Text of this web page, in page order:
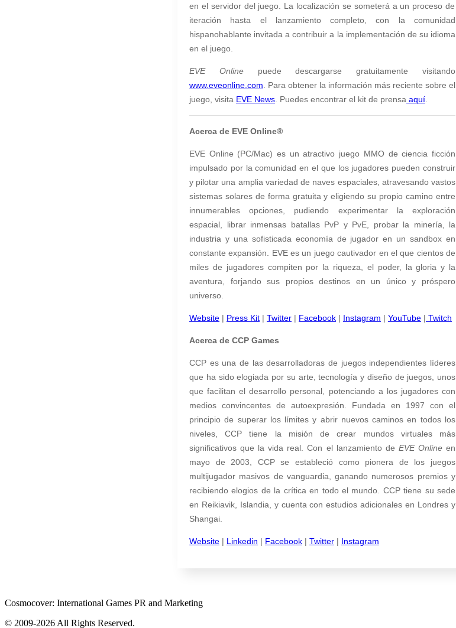
en el servidor del juego. La localización se someterá a un proceso de
iteración hasta el lanzamiento completo, con la comunidad
hispanohablante invitada a contribuir a la implementación de su idioma
en el juego.
EVE Onlinepuede descargarse gratuitamente visitando
www.eveonline.com . Para obtener la información más reciente sobre el
juego, visita EVE News . Puedes encontrar el kit de prensa aquí
Acerca de EVE Online®
EVE Online (PC/Mac) es un atractivo juego MMO de ciencia ficción
impulsado por la comunidad en el que los jugadores pueden construir
y pilotar una amplia variedad de naves espaciales, atravesando vastos
sistemas solares de forma gratuita y eligiendo su propio camino entre
innumerables opciones, pudiendo experimentar la exploración
espacial, librar inmensas batallas PvP y PvE, probar la minería, la
industria y una sofisticada economía de jugador en un sandbox en
constante expansión. EVE es un juego cautivador en el que cientos de
miles de jugadores compiten por la riqueza, el poder, la gloria y la
aventura, forjando sus propios destinos en un único y próspero
universo.
Website | Press Kit | Twitter | Facebook | Instagram | YouTube | Twitch
Acerca de CCP Games
CCP es una de las desarrolladoras de juegos independientes líderes
que ha sido elogiada por su arte, tecnología y diseño de juegos, unos
que facilitan el desarrollo personal, potenciando a los jugadores con
medios convincentes de autoexpresión. Fundada en 1997 con el
principio de superar los límites y abrir nuevos caminos en todos los
niveles, CCP tiene la misión de crear mundos virtuales más
significativos que la vida real. Con el lanzamiento de EVE Onlineen
mayo de 2003, CCP se estableció como pionera de los juegos
multijugador masivos de vanguardia, ganando numerosos premios y
recibiendo elogios de la crítica en todo el mundo. CCP tiene su sede
en Reikiavik, Islandia, y cuenta con estudios adicionales en Londres y
Shangai.
Website | Linkedin | Facebook | Twitter | Instagram
Cosmocover: International Games PR and Marketing
© 2009-2026 All Rights Reserved.